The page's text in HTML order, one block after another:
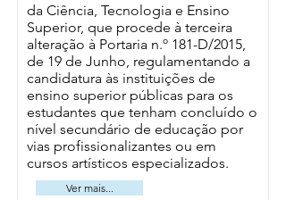
da Ciência, Tecnologia e Ensino
Superior, que procede à terceira
alteração à Portaria n.º 181-D/2015,
de 19 de Junho, regulamentando a
candidatura às instituições de
ensino superior públicas para os
estudantes que tenham concluído o
nível secundário de educação por
vias profissionalizantes ou em
cursos artísticos especializados.
Ver mais...